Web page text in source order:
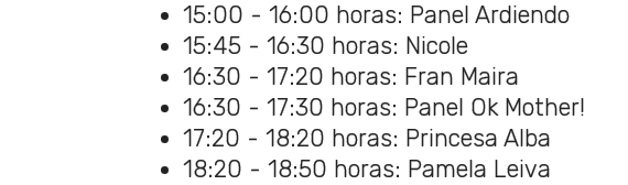
15:00 - 16:00 horas: Panel Ardiendo
15:45 - 16:30 horas: Nicole
16:30 - 17:20 horas: Fran Maira
16:30 - 17:30 horas: Panel Ok Mother!
17:20 - 18:20 horas: Princesa Alba
18:20 - 18:50 horas: Pamela Leiva